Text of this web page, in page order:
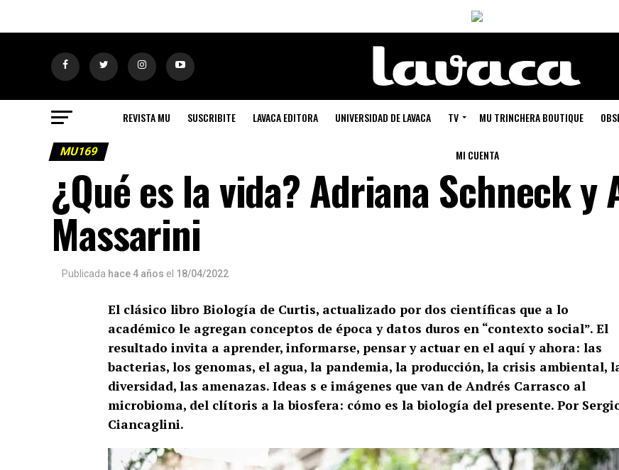
REVISTA MU SUSCRIBITE LAVACA EDITORA UNIVERSIDAD DE LAVACA TV MU TRINCHERA BOUTIQUE
MI CUENTA
MU169
¿Qué es la vida? Adriana Schneck y
Massarini
Publicada hace 4 años el 18/04/2022
El clásico libro Biología de Curtis, actualizado por dos científicas que a lo
académico le agregan conceptos de época y datos duros en “contexto social”. El
resultado invita a aprender, informarse, pensar y actuar en el aquí y ahora: las
bacterias, los genomas, el agua, la pandemia, la producción, la crisis ambiental,
diversidad, las amenazas. Ideas s e imágenes que van de Andrés Carrasco al
microbioma, del clítoris a la biosfera: cómo es la biología del presente. Por
Ciancaglini.